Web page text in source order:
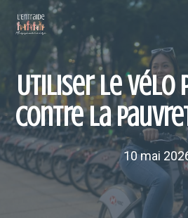
Utiliser le vélo
contre la
10 mai